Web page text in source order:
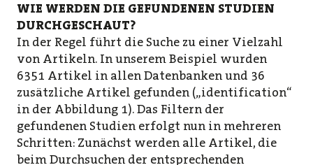
WIE WERDEN DIE GEFUNDENEN STUDIEN
DURCHGESCHAUT?
In der Regel führt die Suche zu einer Vielzahl
von Artikeln. In unserem Beispiel wurden
6351 Artikel in allen Datenbanken und 36
zusätzliche Artikel gefunden („identification“
in der Abbildung 1). Das Filtern der
gefundenen Studien erfolgt nun in mehreren
Schritten: Zunächst werden alle Artikel, die
beim Durchsuchen der entsprechenden